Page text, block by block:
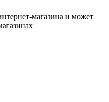
магазина и может